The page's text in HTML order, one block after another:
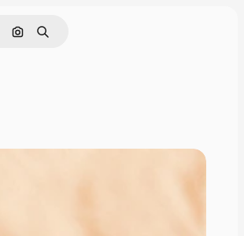
Cerca per immagine
Ricerca